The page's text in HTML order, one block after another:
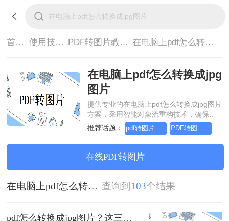
首页> 使用技巧> PDF转图片教程> 在电脑上pdf怎么转换成jpg图片
在电脑上pdf怎么转换成jpg
图片
提供专业的在电脑上pdf怎么转换成jpg图片
方案，采用智能对象流重构技术，确保文
档1:1高保真还原且排版不乱码。支持一键
批量处理，全链路 SSL 加密保障隐私安
全。助您快速实现在电脑上pdf怎么转换成
jpg图片，无需安装，高效办公。
推荐话题： pdf转图片怎么转，这个方法简单又方便
在线PDF转图片
在电脑上pdf怎么转换成jpg图片 查询到 103个结果
pdf怎么转换成jpg图片？这三种方法简单又实用！